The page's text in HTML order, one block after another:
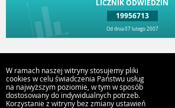
LICZNIK ODWIEDZIN
19956713
Od dnia 07 lutego 2007
Urząd Miejski Strumień
W ramach naszej witryny stosujemy pliki
cookies w celu świadczenia Państwu usług
na najwyższym poziomie, w tym w sposób
dostosowany do indywidualnych potrzeb.
Korzystanie z witryny bez zmiany ustawień